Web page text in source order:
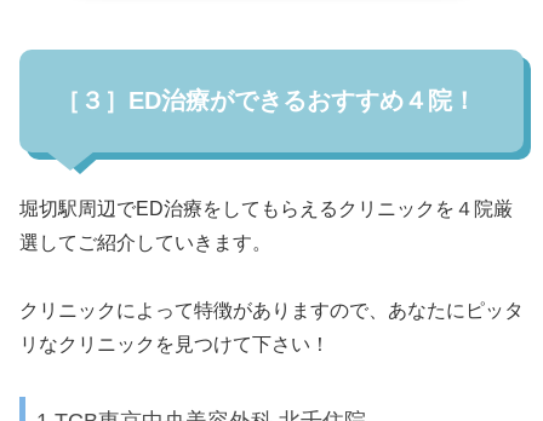
［３］ED治療ができるおすすめ４院！
堀切駅周辺でED治療をしてもらえるクリニックを４院厳
選してご紹介していきます。
クリニックによって特徴がありますので、あなたにピッタ
リなクリニックを見つけて下さい！